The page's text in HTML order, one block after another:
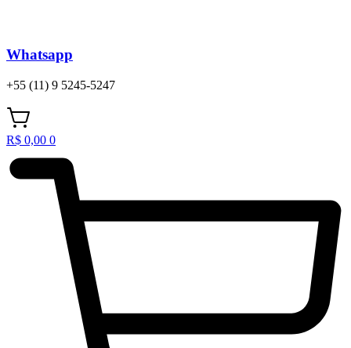
Whatsapp
+55 (11) 9 5245-5247
R$ 0,00 0